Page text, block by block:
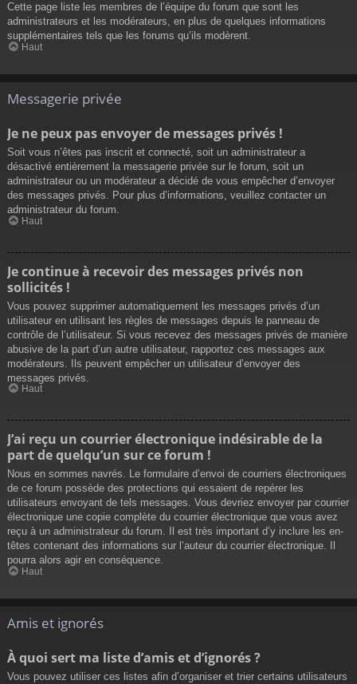
Cette page liste les membres de l’équipe du forum que sont les
administrateurs et les modérateurs, en plus de quelques informations
supplémentaires tels que les forums qu’ils modèrent.
Haut
Messagerie privée
Je ne peux pas envoyer de messages privés !
Soit vous n’êtes pas inscrit et connecté, soit un administrateur a
désactivé entièrement la messagerie privée sur le forum, soit un
administrateur ou un modérateur a décidé de vous empêcher d’envoyer
des messages privés. Pour plus d’informations, veuillez contacter un
administrateur du forum.
Haut
Je continue à recevoir des messages privés non
sollicités !
Vous pouvez supprimer automatiquement les messages privés d’un
utilisateur en utilisant les règles de messages depuis le panneau de
contrôle de l’utilisateur. Si vous recevez des messages privés de manière
abusive de la part d’un autre utilisateur, rapportez ces messages aux
modérateurs. Ils peuvent empêcher un utilisateur d’envoyer des
messages privés.
Haut
J’ai reçu un courrier électronique indésirable de la
part de quelqu’un sur ce forum !
Nous en sommes navrés. Le formulaire d’envoi de courriers électroniques
de ce forum possède des protections qui essaient de repérer les
utilisateurs envoyant de tels messages. Vous devriez envoyer par courrier
électronique une copie complète du courrier électronique que vous avez
reçu à un administrateur du forum. Il est très important d’y inclure les en-
têtes contenant des informations sur l’auteur du courrier électronique. Il
pourra alors agir en conséquence.
Haut
Amis et ignorés
À quoi sert ma liste d’amis et d’ignorés ?
Vous pouvez utiliser ces listes afin d’organiser et trier certains utilisateurs